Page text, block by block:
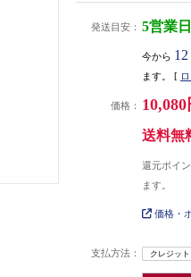
発送目安： 5営業日
今から 12
ます。 [
価格： 10,080
送料無
還元ポイ
ます。
価格・
支払方法： クレジッ